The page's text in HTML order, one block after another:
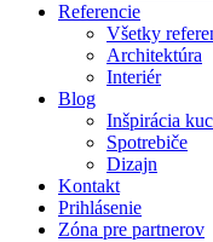
Referencie
Všetky
Architektúra
Interiér
Blog
Inšpirácia
Spotrebiče
Dizajn
Kontakt
Prihlásenie
Zóna pre partnerov